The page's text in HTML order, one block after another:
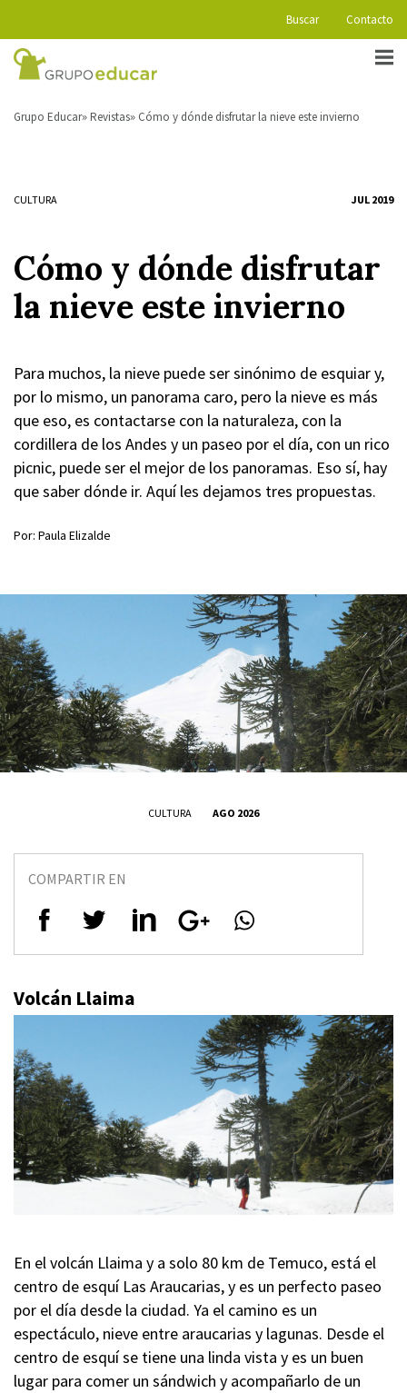
Buscar Contacto
Grupo Educar Revistas Cómo y dónde disfrutar la nieve este invierno
CULTURA JUL 2019
Cómo y dónde disfrutar
la nieve este invierno
Para muchos, la nieve puede ser sinónimo de esquiar y,
por lo mismo, un panorama caro, pero la nieve es más
que eso, es contactarse con la naturaleza, con la
cordillera de los Andes y un paseo por el día, con un rico
picnic, puede ser el mejor de los panoramas. Eso sí, hay
que saber dónde ir. Aquí les dejamos tres propuestas.
Por: Paula Elizalde
CULTURA AGO 2026
COMPARTIR EN
Volcán Llaima
En el volcán Llaima y a solo 80 km de Temuco, está el
centro de esquí Las Araucarias, y es un perfecto paseo
por el día desde la ciudad. Ya el camino es un
espectáculo, nieve entre araucarias y lagunas. Desde el
centro de esquí se tiene una linda vista y es un buen
lugar para comer un sándwich y acompañarlo de un